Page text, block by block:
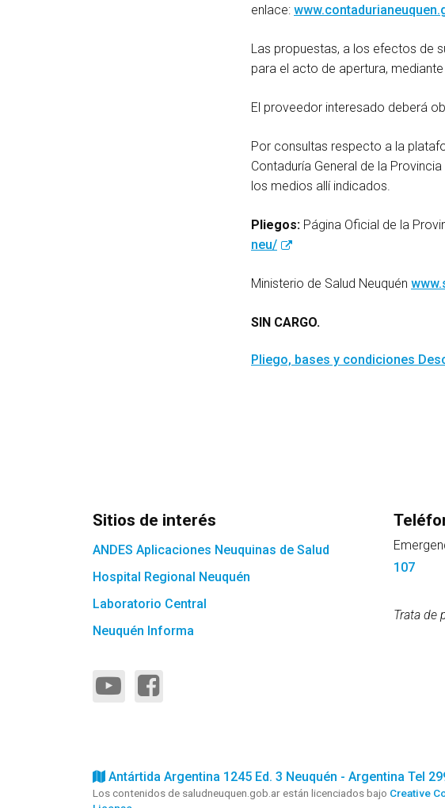
enlace:
Las propuestas, a los efectos de
para el acto de apertura,
El proveedor interesado deberá
Por consultas respecto a la
Contaduría General de la
los medios allí indicados.
Pliegos: Página Oficial de la
neu/
Ministerio de Salud Neuquén
SIN CARGO.
Pliego, bases y condiciones
Sitios de interés
ANDES Aplicaciones Neuquinas de Salud
Hospital Regional Neuquén
Laboratorio Central
Neuquén Informa
107
Trata de
Antártida Argentina 1245 Ed. 3 Neuquén - Argentina Tel
Los contenidos de saludneuquen.gob.ar están licenciados bajo Creative